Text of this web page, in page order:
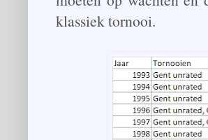
klassiek tornooi.